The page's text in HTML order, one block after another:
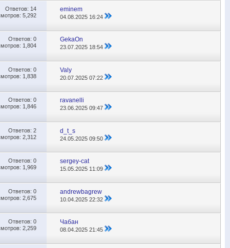
Ответов: 14
5,292
eminem
04.08.2025 16:24
Ответов: 0
1,804
GekaOn
23.07.2025 18:54
Ответов: 0
1,838
Valy
20.07.202507:22
Ответов: 0
1,846
ravanelli
23.06.202509:47
Ответов: 2
2,312
d_t_s
24.05.202509:50
Ответов: 0
1,969
sergey-cat
15.05.2025 11:09
Ответов: 0
2,675
andrewbagrew
10.04.202522:32
Ответов: 0
2,259
Чабан
08.04.202521:45